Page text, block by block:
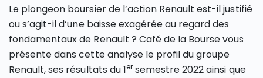
Le plongeon boursier de l’action Renault est-il justifié
ou s’agit-il d’une baisse exagérée au regard des
fondamentaux de Renault ? Café de la Bourse vous
présente dans cette analyse le profil du groupe
Renault, ses résultats du 1ersemestre 2022 ainsi que